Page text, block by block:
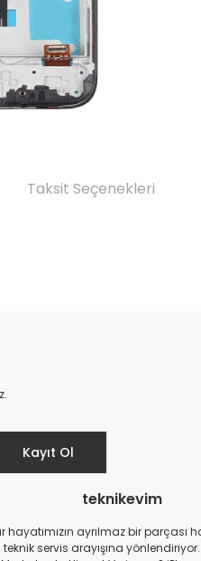
Taksit Seçenekleri
Kayıt Ol
teknikevim
hayatımızın ayrılmaz bir
servis arayışına